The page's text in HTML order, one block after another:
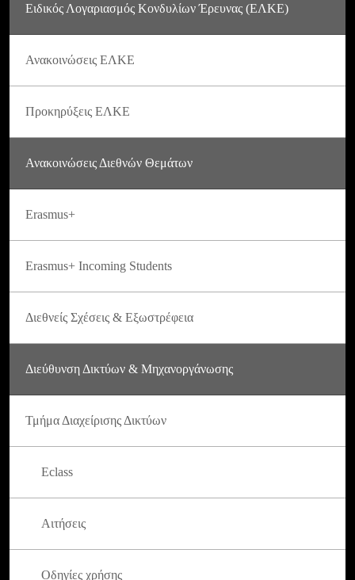
Ειδικός Λογαριασμός Κονδυλίων Έρευνας (ΕΛΚΕ)
Ανακοινώσεις ΕΛΚΕ
Προκηρύξεις ΕΛΚΕ
Ανακοινώσεις Διεθνών Θεμάτων
Erasmus+
Erasmus+ Incoming Students
Διεθνείς Σχέσεις & Εξωστρέφεια
Διεύθυνση Δικτύων & Μηχανοργάνωσης
Τμήμα Διαχείρισης Δικτύων
Eclass
Αιτήσεις
Οδηγίες χρήσης